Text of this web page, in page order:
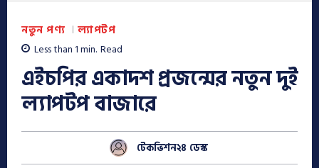
নতুন পণ্য ল্যাপটপ
Less than 1min. Read
এইচপির একাদশ প্রজন্মের নতুন দুই
ল্যাপটপ বাজারে
টেকভিশন২৪ ডেস্ক